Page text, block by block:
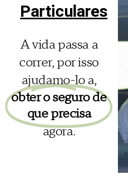
contratualmente
exato e pontual
Saiba mais
Particulares
A vida passa a
correr, por isso
ajudamo-lo a,
obter o seguro de
que precisa
agora.